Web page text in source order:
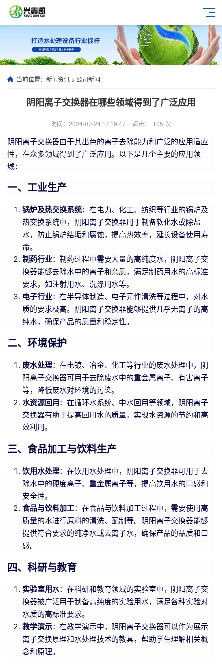
当前位置： 新闻资讯 > 公司新闻
阴阳离子交换器在哪些领域得到了广泛应用
时间：2024-07-24 17:19:47 点击： 105 次
阴阳离子交换器由于其出色的离子去除能力和广泛的应用适应
性，在众多领域得到了广泛应用。以下是几个主要的应用领
域：
一、工业生产
锅炉及热交换系统：在电力、化工、纺织等行业的锅炉及
热交换系统中，阴阳离子交换器用于制备软化水或除盐
水，防止锅炉结垢和腐蚀，提高热效率，延长设备使用寿
命。
制药行业：制药过程中需要大量的高纯度水，阴阳离子交
换器能够去除水中的离子和杂质，满足制药用水的高标准
要求，如注射用水、洗涤用水等。
电子行业：在半导体制造、电子元件清洗等过程中，对水
质的要求极高。阴阳离子交换器能够提供几乎无离子的高
纯水，确保产品的质量和稳定性。
二、环境保护
废水处理：在电镀、冶金、化工等行业的废水处理中，阴
阳离子交换器可用于去除废水中的重金属离子、有害离子
等，降低废水对环境的污染。
水资源回用：在循环水系统、中水回用等领域，阴阳离子
交换器有助于提高回用水的质量，实现水资源的节约和高
效利用。
三、食品加工与饮料生产
饮用水处理：在饮用水处理中，阴阳离子交换器可用于去
除水中的硬度离子、重金属离子等，提高饮用水的口感和
安全性。
食品与饮料加工：在食品与饮料加工过程中，需要使用高
质量的水进行原料的清洗、配制等。阴阳离子交换器能够
提供符合要求的纯净水或去离子水，确保产品的品质和口
感。
四、科研与教育
实验室用水：在科研和教育领域的实验室中，阴阳离子交
换器被广泛用于制备高纯度的实验用水，满足各种实验对
水质的高标准要求。
教学演示：在教学演示中，阴阳离子交换器可以作为展示
离子交换原理和水处理技术的教具，帮助学生理解相关概
念和原理。